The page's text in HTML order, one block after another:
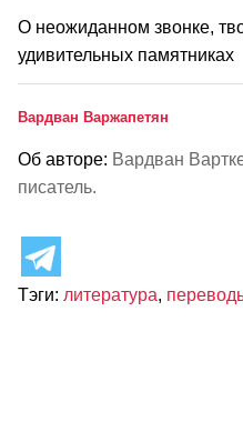
О неожиданном звонке,
удивительных памятниках
Вардван Варжапетян
Об авторе: Вардван
писатель.
Тэги: литература,